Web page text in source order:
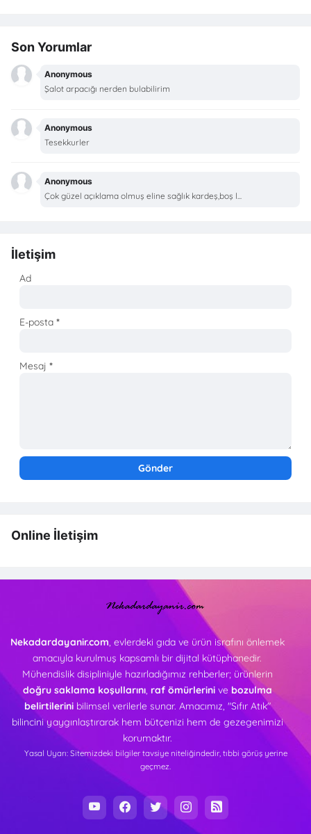
Son Yorumlar
Anonymous
Şalot arpacığı nerden bulabilirim
Anonymous
Tesekkurler
Anonymous
Çok güzel açıklama olmuş eline sağlık kardeş,boş l...
İletişim
Ad
E-posta*
Mesaj*
Online İletişim
Nekadardayanir.com, evlerdeki gıda ve ürün israfını önlemek
amacıyla kurulmuş kapsamlı bir dijital kütüphanedir.
Mühendislik disipliniyle hazırladığımız rehberler; ürünlerin
doğru saklama koşullarını, raf ömürlerinive bozulma
belirtilerinibilimsel verilerle sunar. Amacımız, "Sıfır Atık"
bilincini yaygınlaştırarak hem bütçenizi hem de gezegenimizi
korumaktır.
Yasal Uyarı: Sitemizdeki bilgiler tavsiye niteliğindedir, tıbbi görüş yerine
geçmez.